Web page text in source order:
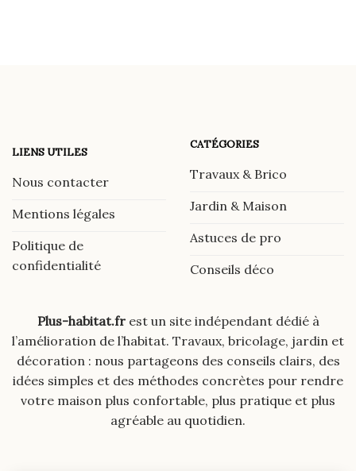
LIENS UTILES
Nous contacter
Mentions légales
Politique de
confidentialité
CATÉGORIES
Travaux & Brico
Jardin & Maison
Astuces de pro
Conseils déco
Plus-habitat.frest un site indépendant dédié à
l’amélioration de l’habitat. Travaux, bricolage, jardin et
décoration : nous partageons des conseils clairs, des
idées simples et des méthodes concrètes pour rendre
votre maison plus confortable, plus pratique et plus
agréable au quotidien.